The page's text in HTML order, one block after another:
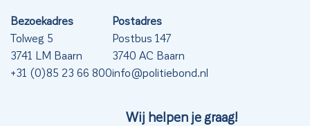
Bezoekadres
Tolweg 5
3741 LM Baarn
+31 (0)85 23 66 800
Postadres
Postbus 147
3740 AC Baarn
info@politiebond.nl
Wij helpen je graag!